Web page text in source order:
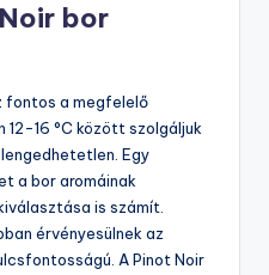
bor
fontos a megfelelő
16 °C között szolgáljuk
Egy
a bor aromáinak
is számít.
érvényesülnek az
A Pinot Noir